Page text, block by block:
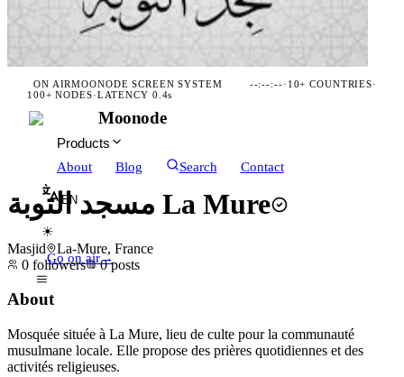
ON AIRMOONODE SCREEN SYSTEM --:--:--· 10+ COUNTRIES·
100+ NODES·LATENCY 0.4s
Moonode
Products
About
Blog Search Contact
EN
☀
Go on air→
مسجد التوبة La Mure
Masjid
La-Mure, France
0 followers 0 posts
About
Mosquée située à La Mure, lieu de culte pour la communauté
musulmane locale. Elle propose des prières quotidiennes et des
activités religieuses.